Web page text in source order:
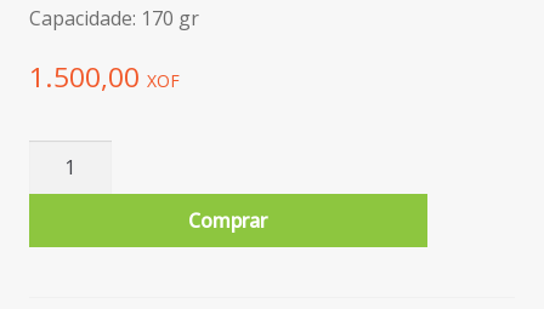
Capacidade: 170 gr
1.500,00 XOF
Quantidade
Frita
Comprar